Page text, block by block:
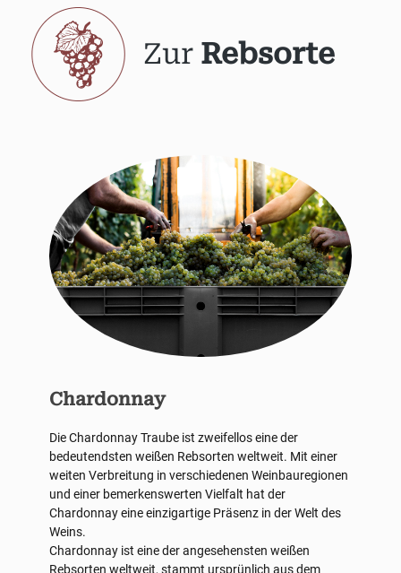
Zur Rebsorte
Chardonnay
Die Chardonnay Traube ist zweifellos eine der
bedeutendsten weißen Rebsorten weltweit. Mit einer
weiten Verbreitung in verschiedenen Weinbauregionen
und einer bemerkenswerten Vielfalt hat der
Chardonnay eine einzigartige Präsenz in der Welt des
Weins.
Chardonnay ist eine der angesehensten weißen
Rebsorten weltweit, stammt ursprünlich aus dem